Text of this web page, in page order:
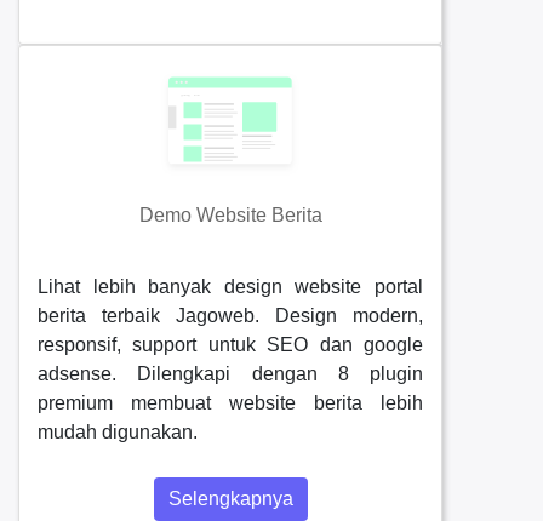
Demo Website Berita
Lihat lebih banyak design website portal
berita terbaik Jagoweb. Design modern,
responsif, support untuk SEO dan google
adsense. Dilengkapi dengan 8 plugin
premium membuat website berita lebih
mudah digunakan.
Selengkapnya